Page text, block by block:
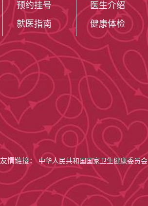
预约挂号
就医指南
医生介绍
健康体检
友情链接：中华人民共和国国家卫生健康委员会